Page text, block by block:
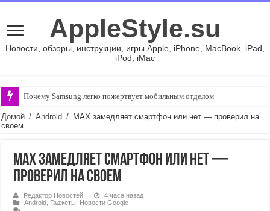
AppleStyle.su
Новости, обзоры, инструкции, игры Apple, iPhone, MacBook, iPad,
iPod, iMac
Почему Samsung легко пожертвует мобильным отделом
Оплата Apple Developer Program: какие способы остались у
Домой / Android / MAX замедляет смартфон или нет — проверил на
своем
MAX замедляет смартфон или нет —
проверил на своем
Редактор Новостей
4 часа назад
Android Гаджеты
Новости Google